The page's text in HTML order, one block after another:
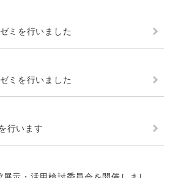
ミを行いました
ミを行いました
行います